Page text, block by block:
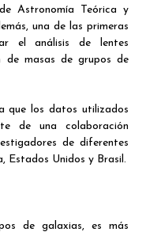
Astronomía Teórica y
una de las primeras
el análisis de lentes
de masas de grupos de
que los datos utilizados
de una colaboración
de diferentes
Estados Unidos y Brasil.
de galaxias, es más